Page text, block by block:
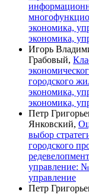
экономика,
экономика,
Игорь
Грабовый,
городского
экономика,
экономика,
Петр
Янковский,
выбор
городского
управление:
управление
Петр